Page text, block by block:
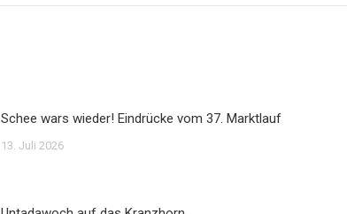
Schee wars wieder! Eindrücke vom 37. Marktlauf
13. Juli 2026